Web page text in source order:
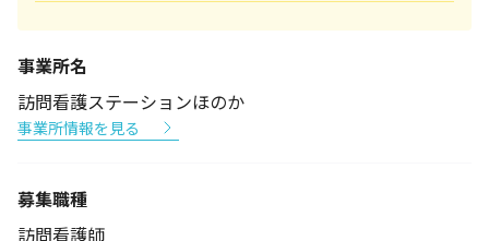
事業所名
訪問看護ステーションほのか
事業所情報を見る
募集職種
訪問看護師